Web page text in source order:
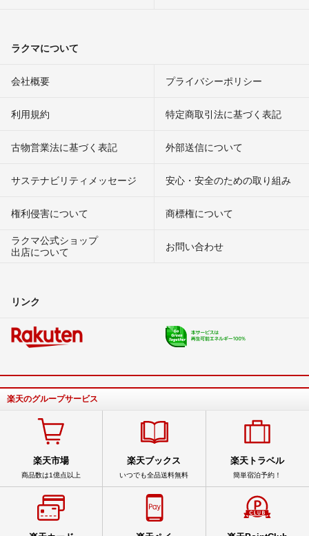
ラクマについて
会社概要 プライバシーポリシー
利用規約 特定商取引法に基づく表記
古物営業法に基づく表記 外部送信について
サステナビリティメッセージ 安心・安全のための取り組み
権利侵害について
商標権について
ラクマ公式ショップ
出店について
お問い合わせ
リンク
楽天のグループサービス
楽天市場
商品数は1億点以上
楽天ブックス
いつでも全品送料無料
楽天トラベル
簡単宿泊予約！